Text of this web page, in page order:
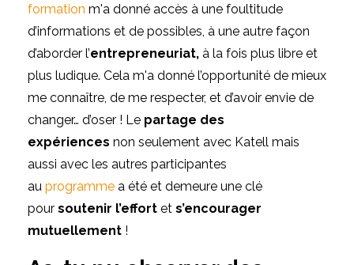
formation m'a donné accès à une foultitude
d’informations et de possibles, à une autre façon
d’aborder l’entrepreneuriat, à la fois plus libre et
plus ludique. Cela m'a donné l’opportunité de mieux
me connaître, de me respecter, et d’avoir envie de
changer… d’oser ! Le partage des
expériences non seulement avec Katell mais
aussi avec les autres participantes
au programme a été et demeure une clé
pour soutenir l’effort et s’encourager
mutuellement !